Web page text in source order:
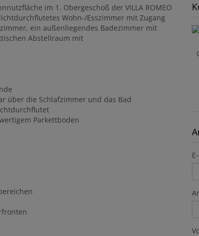
im 1. Obergeschoß der VILLA ROMEO
Wohn-/Esszimmer mit Zugang
ein außenliegendes Badezimmer mit
Abstellraum mit
über die Schlafzimmer und das Bad
Parkettboden